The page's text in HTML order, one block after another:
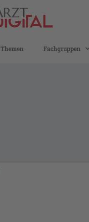
Themen Fachgruppen